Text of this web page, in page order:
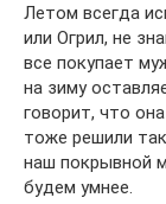
Летом всегда
или Огрил, не
все покупает
на зиму
говорит, что
тоже решили
наш покрывной
будем умнее.